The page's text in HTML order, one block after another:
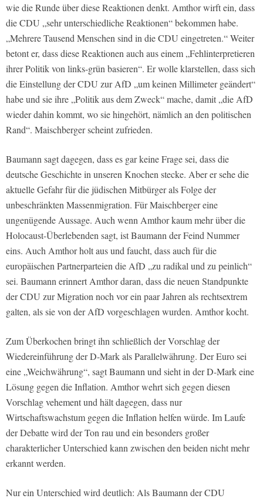
wie die Runde über diese Reaktionen denkt. Amthor wirft ein, dass
die CDU „sehr unterschiedliche Reaktionen“ bekommen habe.
„Mehrere Tausend Menschen sind in die CDU eingetreten.“ Weiter
betont er, dass diese Reaktionen auch aus einem „Fehlinterpretieren
ihrer Politik von links-grün basieren“. Er wolle klarstellen, dass sich
die Einstellung der CDU zur AfD „um keinen Millimeter geändert“
habe und sie ihre „Politik aus dem Zweck“ mache, damit „die AfD
wieder dahin kommt, wo sie hingehört, nämlich an den politischen
Rand“. Maischberger scheint zufrieden.
Baumann sagt dagegen, dass es gar keine Frage sei, dass die
deutsche Geschichte in unseren Knochen stecke. Aber er sehe die
aktuelle Gefahr für die jüdischen Mitbürger als Folge der
unbeschränkten Massenmigration. Für Maischberger eine
ungenügende Aussage. Auch wenn Amthor kaum mehr über die
Holocaust-Überlebenden sagt, ist Baumann der Feind Nummer
eins. Auch Amthor holt aus und faucht, dass auch für die
europäischen Partnerparteien die AfD „zu radikal und zu peinlich“
sei. Baumann erinnert Amthor daran, dass die neuen Standpunkte
der CDU zur Migration noch vor ein paar Jahren als rechtsextrem
galten, als sie von der AfD vorgeschlagen wurden. Amthor kocht.
Zum Überkochen bringt ihn schließlich der Vorschlag der
Wiedereinführung der D-Mark als Parallelwährung. Der Euro sei
eine „Weichwährung“, sagt Baumann und sieht in der D-Mark eine
Lösung gegen die Inflation. Amthor wehrt sich gegen diesen
Vorschlag vehement und hält dagegen, dass nur
Wirtschaftswachstum gegen die Inflation helfen würde. Im Laufe
der Debatte wird der Ton rau und ein besonders großer
charakterlicher Unterschied kann zwischen den beiden nicht mehr
erkannt werden.
Nur ein Unterschied wird deutlich: Als Baumann der CDU